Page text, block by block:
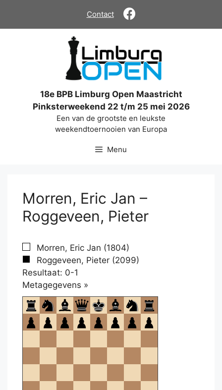
de
Contact
18e BPB Limburg Open Maastricht
Pinksterweekend 22 t/m 25 mei 2026
Een van de grootste en leukste
weekendtoernooien van Europa
Menu
Morren, Eric Jan –
Roggeveen, Pieter
Morren, Eric Jan (1804)
Roggeveen, Pieter (2099)
Resultaat: 0-1
Metagegevens »
om
te
openen.